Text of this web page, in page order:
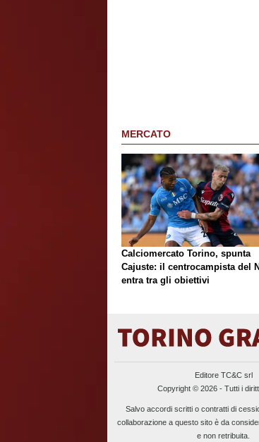
MERCATO
Calciomercato Torino, spunta
Cajuste: il centrocampista del
entra tra gli obiettivi
Editore TC&C srl
Copyright © 2026 - Tutti i
Salvo accordi scritti o contratti di
collaborazione a questo sito è da
e non retribuita.